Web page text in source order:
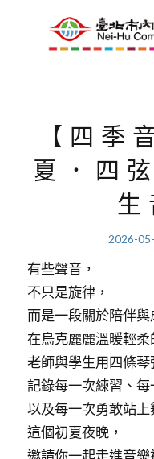
【四季
夏．四
生
2026-
有些聲音，
不只是旋律，
而是一段關於陪伴與
在烏克麗麗溫暖輕柔
老師與學生用四條琴
記錄每一次練習、每
以及每一次勇敢站上
這個初夏夜晚，
邀請你一起走進音樂